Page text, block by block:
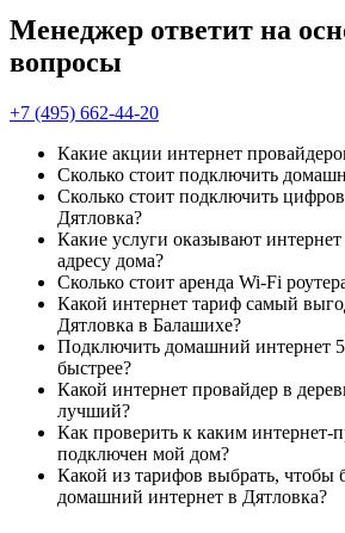
Менеджер ответит на
вопросы
+7 (495) 662-44-20
Какие акции интернет
Сколько стоит подключить
Сколько стоит подключить
Дятловка?
Какие услуги оказывают
адресу дома?
Сколько стоит аренда Wi-Fi
Какой интернет тариф самый
Дятловка в Балашихе?
Подключить домашний интернет
быстрее?
Какой интернет провайдер в
лучший?
Как проверить к каким интернет-
подключен мой дом?
Какой из тарифов выбрать, чтобы
домашний интернет в Дятловка?